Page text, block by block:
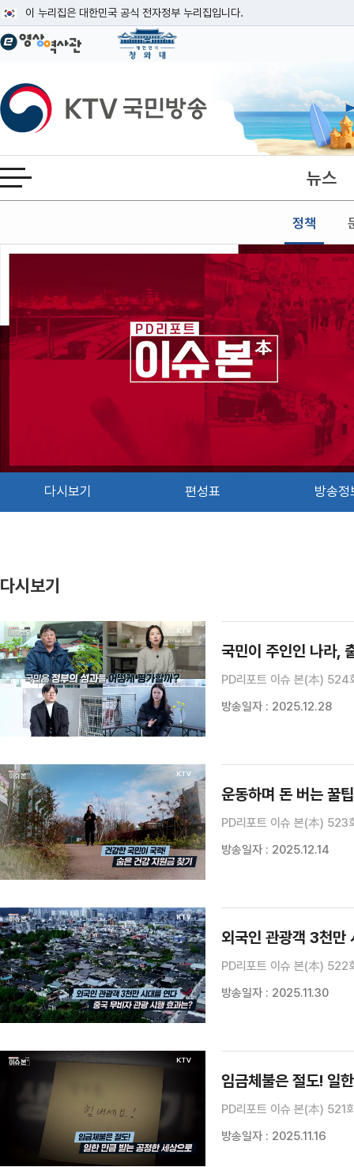
이 누리집은 대한민국 공식 전자정부 누리집입니다.
공식 누리집 주소 확인하기
이밖에 or.kr 또는 .kr등 다른 도메인 주소를 사용하고 있다면 아래 URL에서
운영중인 공식 누리집보기
KTV국민방송
전체메뉴 열기 뉴스
정책
본문
다시보기 편성표 방송정
다시보기
국민이 주인인 나라,
PD리포트 이슈 본(本) 524
방송일자 : 2025.12.28
운동하며 돈 버는 꿀
PD리포트 이슈 본(本) 523
방송일자 : 2025.12.14
외국인 관광객 3천만
PD리포트 이슈 본(本) 522
방송일자 : 2025.11.30
임금체불은 절도! 일
PD리포트 이슈 본(本) 521
방송일자 : 2025.11.16